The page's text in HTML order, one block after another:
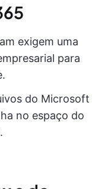
exigem uma
para
do Microsoft
no espaço do